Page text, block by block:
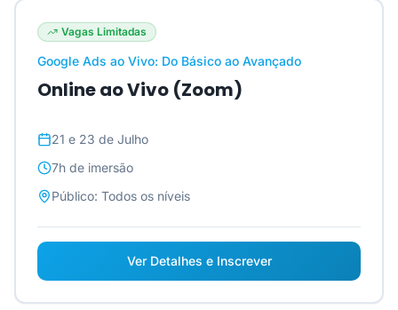
Vagas Limitadas
Google Ads ao Vivo: Do Básico ao Avançado
Online ao Vivo (Zoom)
21 e 23 de Julho
7h de imersão
Público: Todos os níveis
Ver Detalhes e Inscrever